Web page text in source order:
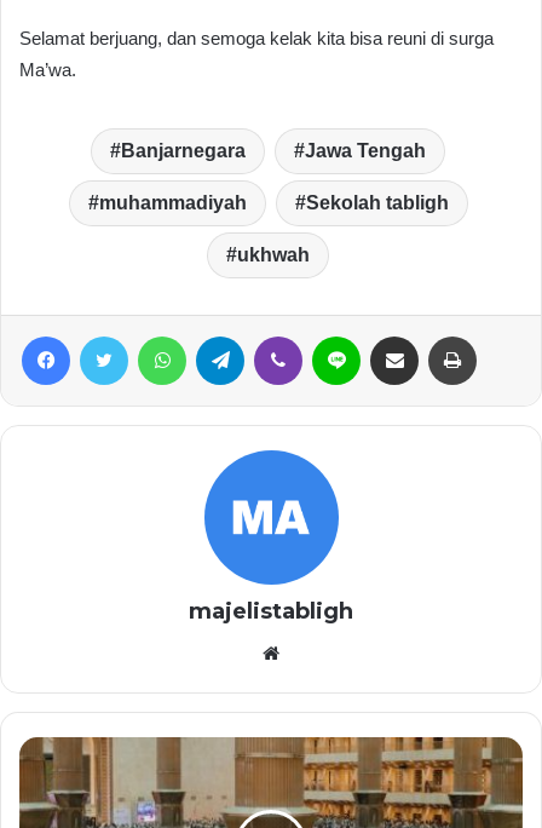
Selamat berjuang, dan semoga kelak kita bisa reuni di surga
Ma’wa.
Banjarnegara Jawa Tengah
muhammadiyah Sekolah tabligh
ukhwah
Facebook Twitter WhatsApp Telegram Viber Line Share via Email
majelistabligh